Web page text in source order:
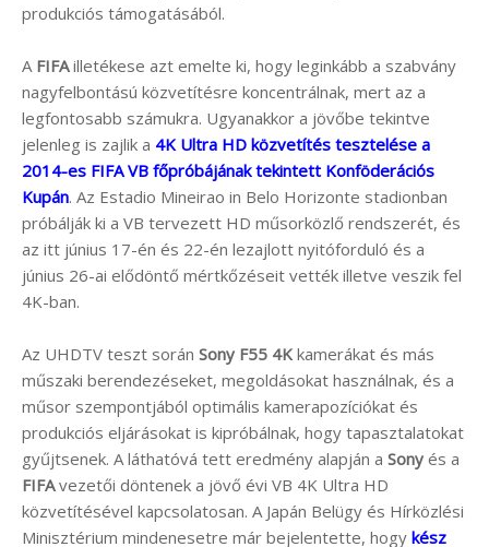
produkciós támogatásából.
A FIFAilletékese azt emelte ki, hogy leginkább a szabvány
nagyfelbontású közvetítésre koncentrálnak, mert az a
legfontosabb számukra. Ugyanakkor a jövőbe tekintve
jelenleg is zajlik a 4K Ultra HD közvetítés tesztelése a
2014-es FIFA VB főpróbájának tekintett Konföderációs
Kupán. Az Estadio Mineirao in Belo Horizonte stadionban
próbálják ki a VB tervezett HD műsorközlő rendszerét, és
az itt június 17-én és 22-én lezajlott nyitóforduló és a
június 26-ai elődöntő mértkőzéseit vették illetve veszik fel
4K-ban.
Az UHDTV teszt során Sony F55 4K kamerákat és más
műszaki berendezéseket, megoldásokat használnak, és a
műsor szempontjából optimális kamerapozíciókat és
produkciós eljárásokat is kipróbálnak, hogy tapasztalatokat
gyűjtsenek. A láthatóvá tett eredmény alapján a Sony és a
FIFAvezetői döntenek a jövő évi VB 4K Ultra HD
közvetítésével kapcsolatosan. A Japán Belügy és Hírközlési
Minisztérium mindenesetre már bejelentette, hogy kész